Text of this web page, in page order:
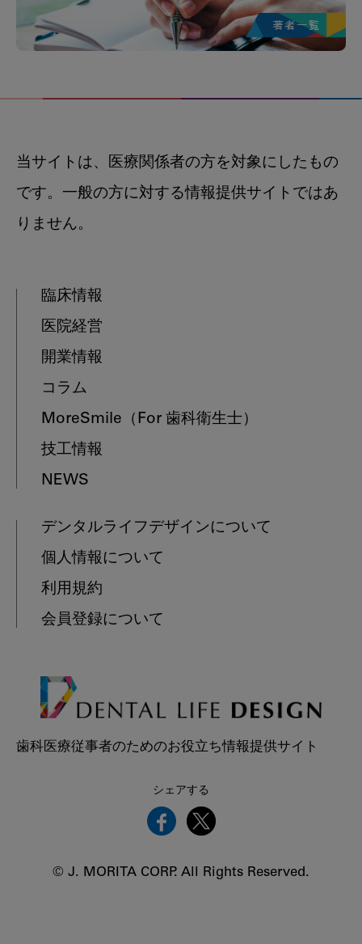
当サイトは、医療関係者の方を対象にしたもの
です。一般の方に対する情報提供サイトではあ
りません。
臨床情報
医院経営
開業情報
コラム
MoreSmile （For 歯科衛生士）
技工情報
NEWS
デンタルライフデザインについて
個人情報について
利用規約
会員登録について
歯科医療従事者のためのお役立ち情報提供サイト
シェアする
© J. MORITA CORP. All Rights Reserved.